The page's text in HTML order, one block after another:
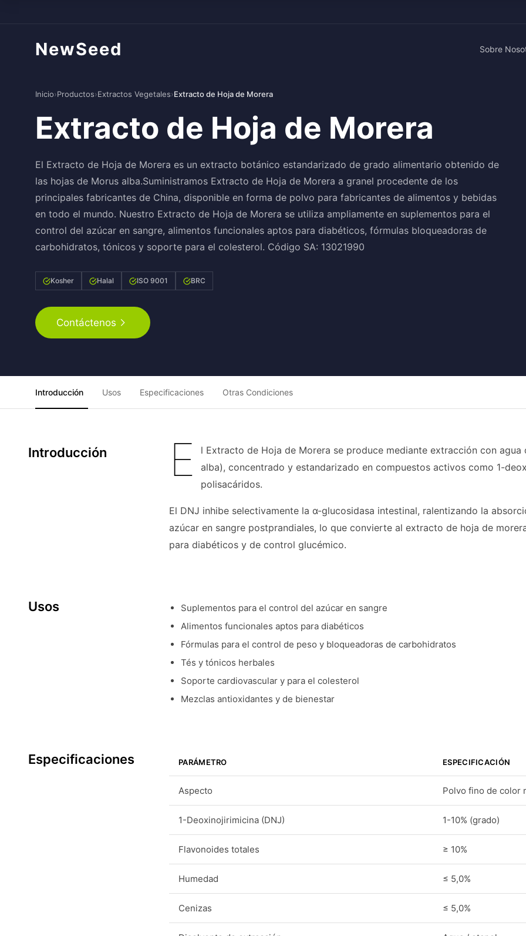
NewSeed Sobre
Inicio›Productos›Extractos Vegetales›Extracto de Hoja de Morera
Extracto de Hoja de Morera
El Extracto de Hoja de Morera es un extracto botánico estandarizado de grado alimentario obtenido de
las hojas de Morus alba.Suministramos Extracto de Hoja de Morera a granel procedente de los
principales fabricantes de China, disponible en forma de polvo para fabricantes de alimentos y bebidas
en todo el mundo. Nuestro Extracto de Hoja de Morera se utiliza ampliamente en suplementos para el
control del azúcar en sangre, alimentos funcionales aptos para diabéticos, fórmulas bloqueadoras de
carbohidratos, tónicos y soporte para el colesterol. Código SA: 13021990
Kosher Halal ISO 9001 BRC
Contáctenos
Introducción Usos Especificaciones Otras Condiciones
Introducción E
l Extracto de Hoja de Morera se produce mediante extracción con
alba), concentrado y estandarizado en compuestos activos como 1-
polisacáridos.
El DNJ inhibe selectivamente la α-glucosidasa intestinal, ralentizando la
azúcar en sangre postprandiales, lo que convierte al extracto de hoja de
para diabéticos y de control glucémico.
Usos
Suplementos para el control del azúcar en sangre
Alimentos funcionales aptos para diabéticos
Fórmulas para el control de peso y bloqueadoras de carbohidratos
Tés y tónicos herbales
Soporte cardiovascular y para el colesterol
Mezclas antioxidantes y de bienestar
Especificaciones PARÁMETRO ESPECIFICACIÓN
Aspecto Polvo fino de color
1-Deoxinojirimicina (DNJ) 1-10% (grado)
Flavonoides totales ≥ 10%
Humedad ≤ 5,0%
Cenizas ≤ 5,0%